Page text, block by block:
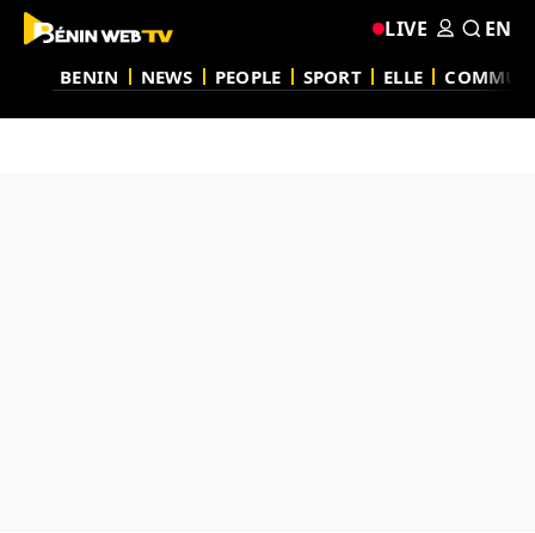
BENIN NEWS PEOPLE SPORT ELLE
LIVE EN